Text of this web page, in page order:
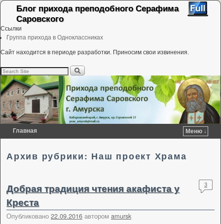
Блог прихода преподобного Серафима
Саровского
Ссылки
Группа прихода в Одноклассниках
Сайт находится в периоде разработки. Приносим свои извинения.
Главная
Меню ↓
Архив рубрики: Наш проект Храма
Добрая традиция чтения акафиста у
Креста
Опубликовано 22.09.2016 автором amursk
3